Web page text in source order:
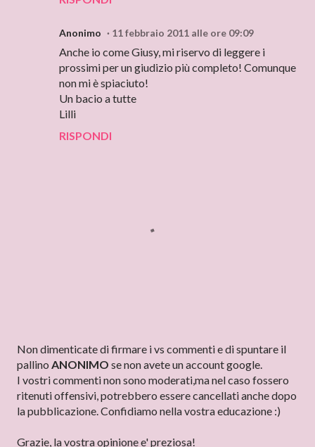
Anonimo 11 febbraio 2011 alle ore 09:09
Anche io come Giusy, mi riservo di leggere i
prossimi per un giudizio più completo! Comunque
non mi è spiaciuto!
Un bacio a tutte
Lilli
RISPONDI
P
o
s
t
a
n
Non dimenticate di firmare i vs commenti e di spuntare il
pallino ANONIMO se non avete un account google.
I vostri commenti non sono moderati,ma nel caso fossero
ritenuti offensivi, potrebbero essere cancellati anche dopo
la pubblicazione. Confidiamo nella vostra educazione :)
Grazie, la vostra opinione e' preziosa!